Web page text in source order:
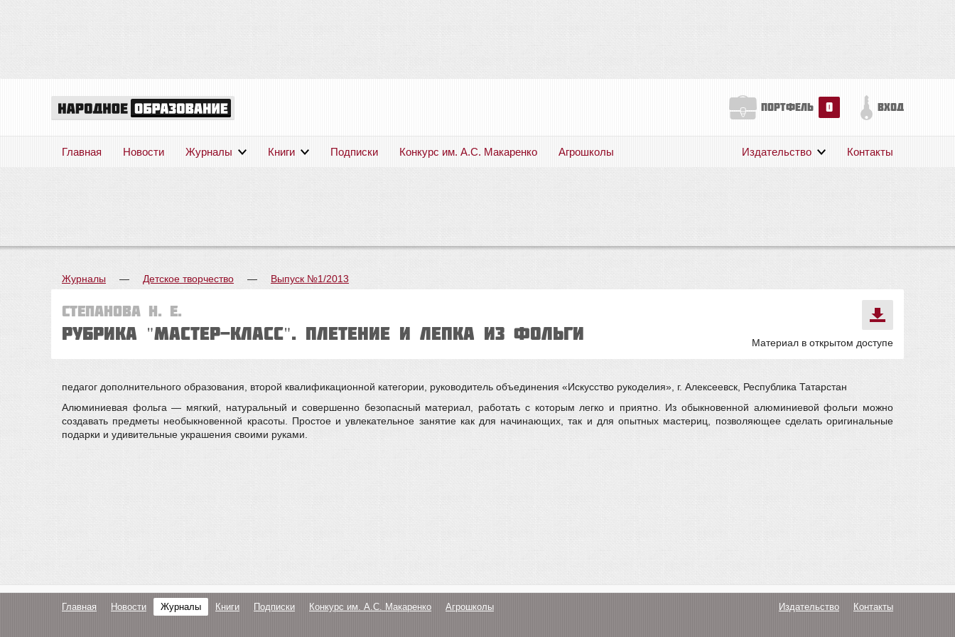
портфель 0 вход
Главная Новости Журналы Книги Подписки Конкурс им. А.С. Макаренко Агрошколы Издательство Контакты
Журналы — Детское творчество — Выпуск №1/2013
Степанова Н. Е.
Рубрика "Мастер-класс". ПЛЕТЕНИЕ И ЛЕПКА ИЗ ФОЛЬГИ Материал в открытом доступе
педагог дополнительного образования, второй квалификационной категории, руководитель объединения «Искусство рукоделия», г. Алексеевск, Республика Татарстан
Алюминиевая фольга — мягкий, натуральный и совершенно безопасный материал, работать с которым легко и приятно. Из обыкновенной алюминиевой фольги можно
создавать предметы необыкновенной красоты. Простое и увлекательное занятие как для начинающих, так и для опытных мастериц, позволяющее сделать оригинальные
подарки и удивительные украшения своими руками.
Главная Новости Журналы Книги Подписки Конкурс им. А.С. Макаренко Агрошколы Издательство Контакты